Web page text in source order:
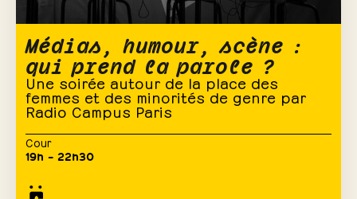
Médias, humour, scène :
qui prend la parole ?
Une soirée autour de la place des
femmes et des minorités de genre par
Radio Campus Paris
Cour
19h – 22h30